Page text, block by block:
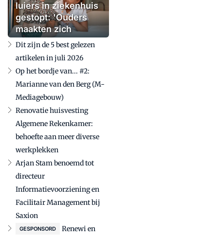
luiers in ziekenhuis
gestopt: 'Ouders
maakten zich
zorgen'
Dit zijn de 5 best gelezen
artikelen in juli 2026
Op het bordje van... #2:
Marianne van den Berg (M-
Mediagebouw)
Renovatie huisvesting
Algemene Rekenkamer:
behoefte aan meer diverse
werkplekken
Arjan Stam benoemd tot
directeur
Informatievoorziening en
Facilitair Management bij
Saxion
GESPONSORD
Renewi en